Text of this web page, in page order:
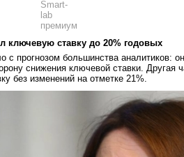
ключевую ставку до 20% годовых
с прогнозом большинства аналитиков:
снижения ключевой ставки. Другая
без изменений на отметке 21%.